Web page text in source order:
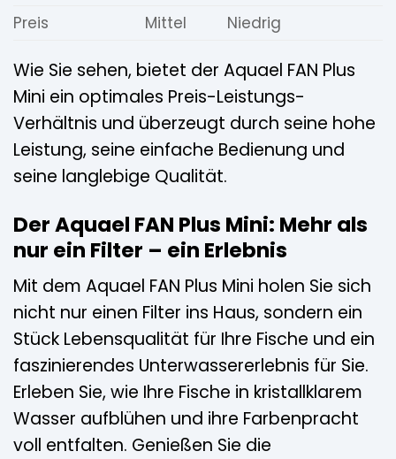
Preis Mittel Niedrig
Wie Sie sehen, bietet der Aquael FAN Plus
Mini ein optimales Preis-Leistungs-
Verhältnis und überzeugt durch seine hohe
Leistung, seine einfache Bedienung und
seine langlebige Qualität.
Der Aquael FAN Plus Mini: Mehr als
nur ein Filter – ein Erlebnis
Mit dem Aquael FAN Plus Mini holen Sie sich
nicht nur einen Filter ins Haus, sondern ein
Stück Lebensqualität für Ihre Fische und ein
faszinierendes Unterwassererlebnis für Sie.
Erleben Sie, wie Ihre Fische in kristallklarem
Wasser aufblühen und ihre Farbenpracht
voll entfalten. Genießen Sie die